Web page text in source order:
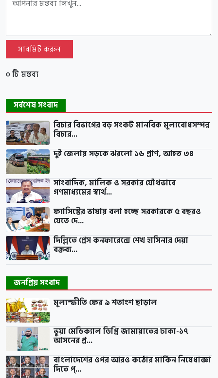
সাবমিট করুন
০ টি মন্তব্য
সর্বশেষ সংবাদ
বিচার বিভাগের বড় সংকট মানবিক মূল্যবোধসম্পন্ন
বিচার...
দুই জেলায় সড়কে ঝরলো ১৬ প্রাণ, আহত ৩৪
সাংবাদিক, মালিক ও সরকার যৌথভাবে
গণমাধ্যমের স্বার্থ...
ফ্যাসিস্টের ভাষায় বলা হচ্ছে সরকারকে ৫ বছরও
যেতে দে...
দিল্লিতে প্রেস কনফারেন্সে শেখ হাসিনার দেয়া
বক্তব্য...
জনপ্রিয় সংবাদ
মূল্যস্ফীতি ফের ৯ শতাংশ ছাড়াল
ভুয়া মেডিক্যাল ডিগ্রি জামায়াতের ঢাকা-১৭
আসনের প্র...
বাংলাদেশের ওপর আরও কঠোর মার্কিন নিষেধাজ্ঞা
দিতে প্...